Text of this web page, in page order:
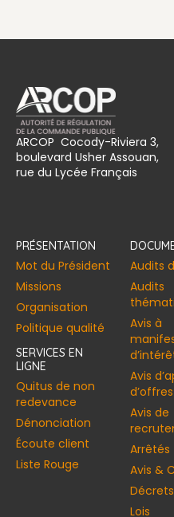
ARCOP Cocody-Riviera 3,
boulevard Usher Assouan,
rue du Lycée Français
PRÉSENTATION
Mot du Président
Missions
Organisation
Politique qualité
SERVICES EN
LIGNE
Quitus de non
redevance
Dénonciation
Écoute client
Liste Rouge
Audits
Audits
Avis à
Avis
d’offres
Avis de
Arrêtés
Avis &
Décrets
Lois